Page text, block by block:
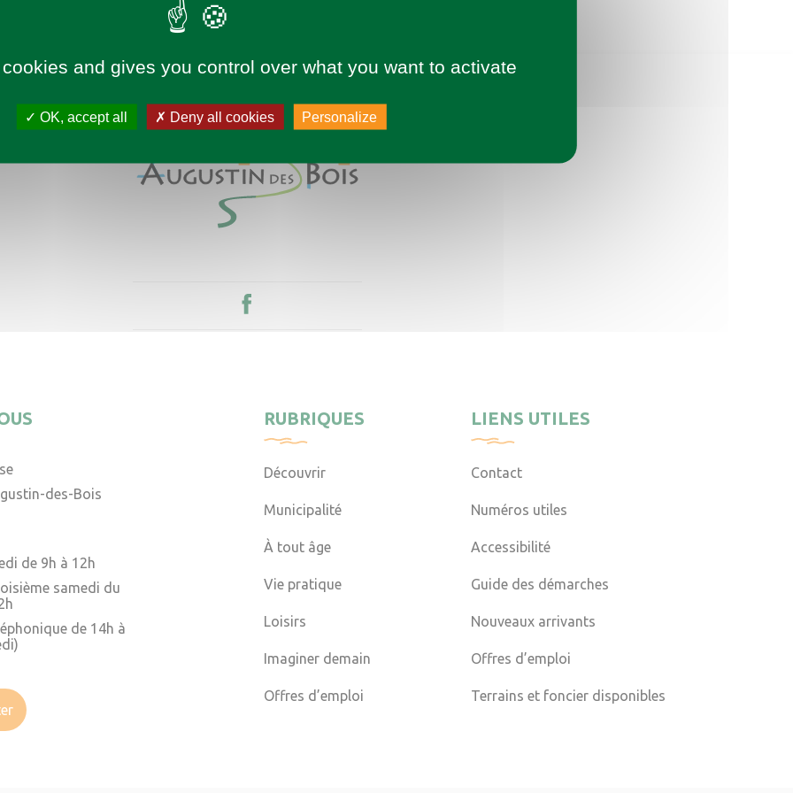
des-Bois
de 9h à 12h
samedi du
de 14h à
RUBRIQUES
Découvrir
Municipalité
À tout âge
Vie pratique
Loisirs
Imaginer demain
Offres d’emploi
LIENS UTILES
Contact
Numéros utiles
Accessibilité
Guide des démarches
Nouveaux arrivants
Offres d’emploi
Terrains et foncier disponibles
and gives you control over what you want to activate
OK, accept all Deny all cookies Personalize